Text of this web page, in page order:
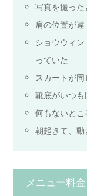
写真を撮っ
肩の位置が違
ショウウィ
っていた
スカートが
靴底がいつ
何もないとこ
朝起きて、
メニュー料金